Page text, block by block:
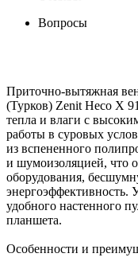
Вопросы
Приточно-вытяжная
(Турков) Zenit Heco X
тепла и влаги с
работы в суровых
из вспененного
и шумоизоляцией, что
оборудования,
энергоэффективность.
удобного настенного
планшета.
Особенности и